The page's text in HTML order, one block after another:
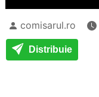
comisarul.ro
Distribuie